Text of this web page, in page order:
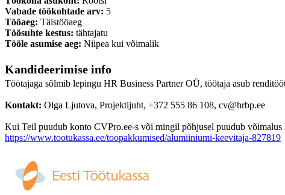
Vabade töökohtade arv: 5
Tööaeg: Täistööaeg
Töösuhte kestus: tähtajatu
Tööle asumise aeg: Niipea kui võimalik
Kandideerimise info
Töötajaga sõlmib lepingu HR Business Partner OÜ, töötaja asub
Kontakt: Olga Ljutova, Projektijuht, +372 555 86 108, cv@hrbp.ee
Kui Teil puudub konto CVPro.ee-s või mingil põhjusel puudub võimalus
https://www.tootukassa.ee/toopakkumised/alumiiniumi-keevitaja-827819